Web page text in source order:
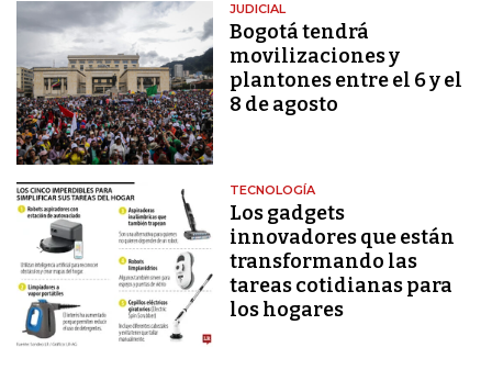
JUDICIAL
Bogotá tendrá
movilizaciones y
plantones entre el 6 y el
8 de agosto
TECNOLOGÍA
Los gadgets
innovadores que están
transformando las
tareas cotidianas para
los hogares